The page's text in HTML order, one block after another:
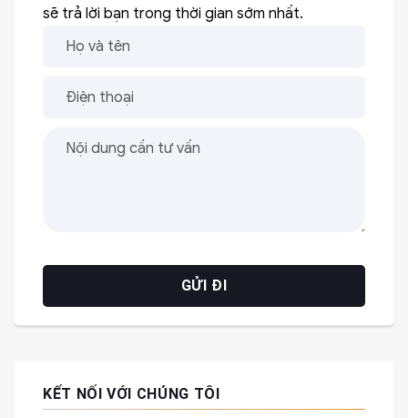
sẽ trả lời bạn trong thời gian sớm nhất.
KẾT NỐI VỚI CHÚNG TÔI